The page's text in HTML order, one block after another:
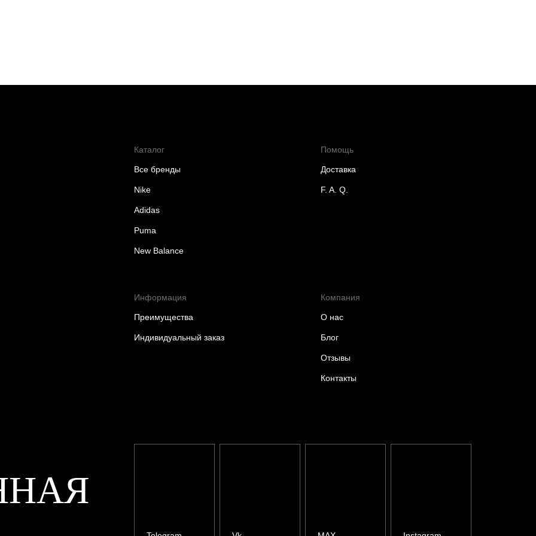
Каталог
Все бренды
Nike
Adidas
Puma
New Balance
Помощь
Доставка
F. A. Q.
Информация
Преимущества
Индивидуальный заказ
Компания
О нас
Блог
Отзывы
Контакты